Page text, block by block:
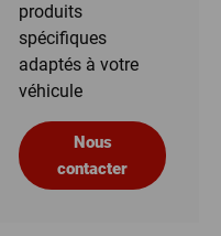
produits
spécifiques
adaptés à votre
véhicule
Nous
contacter